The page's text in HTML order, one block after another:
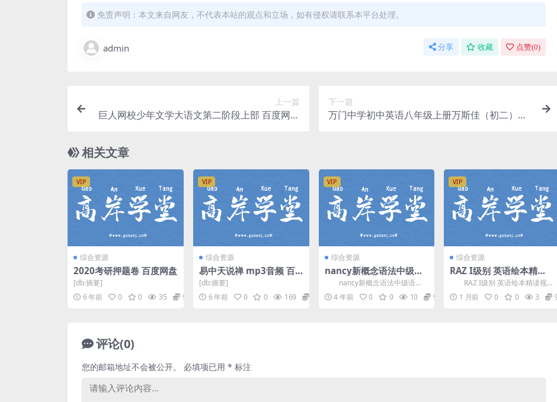
免责声明：本文来自网友，不代表本站的观点和立场，如有侵权请联系本平台处理。
admin 分享 收藏 点赞(0)
上一篇
巨人网校少年文学大语文第二阶段上部 百度网盘
下一篇
万门中学初中英语八年级上册万斯佳（初二）百
相关文章
VIP
综合资源
2020考研押题卷 百度网盘
[db:摘要]
6 年前
0 0 35 9.9
VIP
综合资源
易中天说禅 mp3音频 百
度网盘
[db:摘要]
6 年前
0 0 169
VIP
综合资源
nancy新概念语法中级语
法（完结）网盘分享
nancy新概念语法中级语
法，完结版网盘分享新概念英语
课程11.5G高清视频...
4 年前 0 0 10 9.9
VIP
综合资源
RAZ I级别 英语绘本精读
视频课(外教授课版) 百度
网盘分享
RAZ I级别 英语绘本精读视
频课(外教授课版)，精选 12本 RA
Z I级...
1 月前 0 0 3
评论(0)
您的邮箱地址不会被公开。 必填项已用 * 标注